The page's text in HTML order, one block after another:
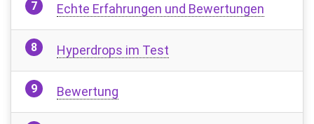
Echte Erfahrungen und Bewertungen
Hyperdrops im Test
Bewertung